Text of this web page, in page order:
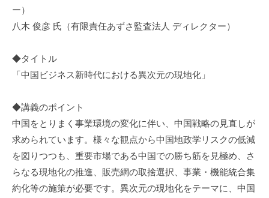
ー）
八木 俊彦 氏（有限責任あずさ監査法人 ディレクター）
◆タイトル
「中国ビジネス新時代における異次元の現地化」
◆講義のポイント
中国をとりまく事業環境の変化に伴い、中国戦略の見直しが
求められています。様々な観点から中国地政学リスクの低減
を図りつつも、重要市場である中国での勝ち筋を見極め、さ
らなる現地化の推進、販売網の取捨選択、事業・機能統合集
約化等の施策が必要です。異次元の現地化をテーマに、中国